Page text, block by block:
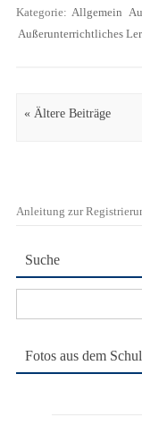
Kategorie: Allgemein
Außerunterrichtliches
Artikel Navigation
« Ältere Beiträge
Anleitung zur
Suche
nach:
Fotos aus dem